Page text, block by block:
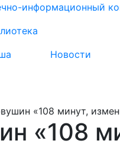
информационный
Новости
«108 минут,
«108